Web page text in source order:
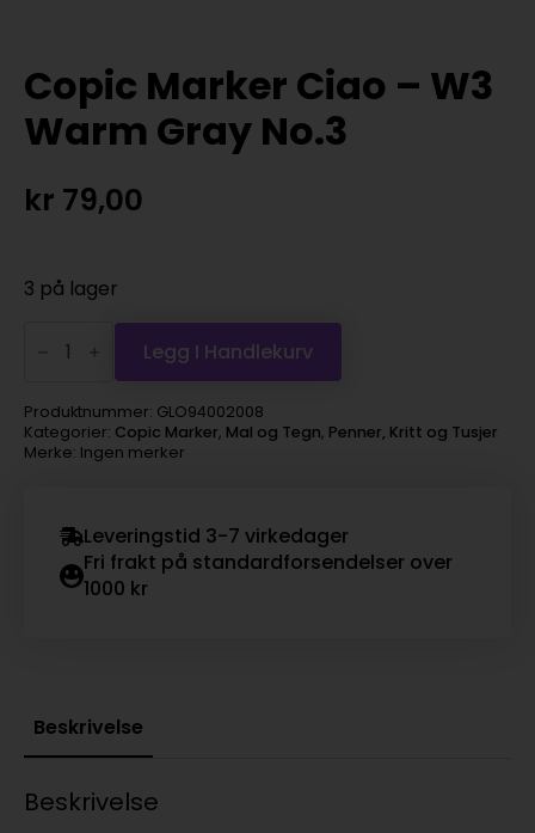
Copic Marker Ciao – W3
Warm Gray No.3
kr 79,00
3 på lager
Marker
Ciao
W3
Warm
Gray
No.3
Legg I Handlekurv
Produktnummer: GLO94002008
Kategorier: Copic Marker, Mal og Tegn, Penner, Kritt og Tusjer
Merke: Ingen merker
Leveringstid 3-7 virkedager
Fri frakt på standardforsendelser over
1000 kr
Beskrivelse
Beskrivelse